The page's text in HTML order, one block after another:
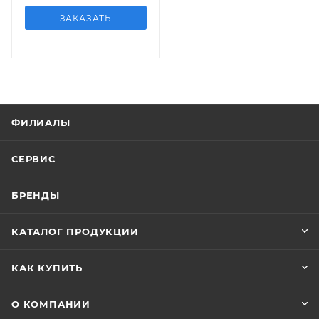
ЗАКАЗАТЬ
ФИЛИАЛЫ
СЕРВИС
БРЕНДЫ
КАТАЛОГ ПРОДУКЦИИ
КАК КУПИТЬ
О КОМПАНИИ